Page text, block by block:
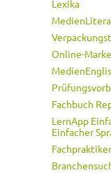
Lexika
Online-
Fachbuch
LernApp
Einfacher